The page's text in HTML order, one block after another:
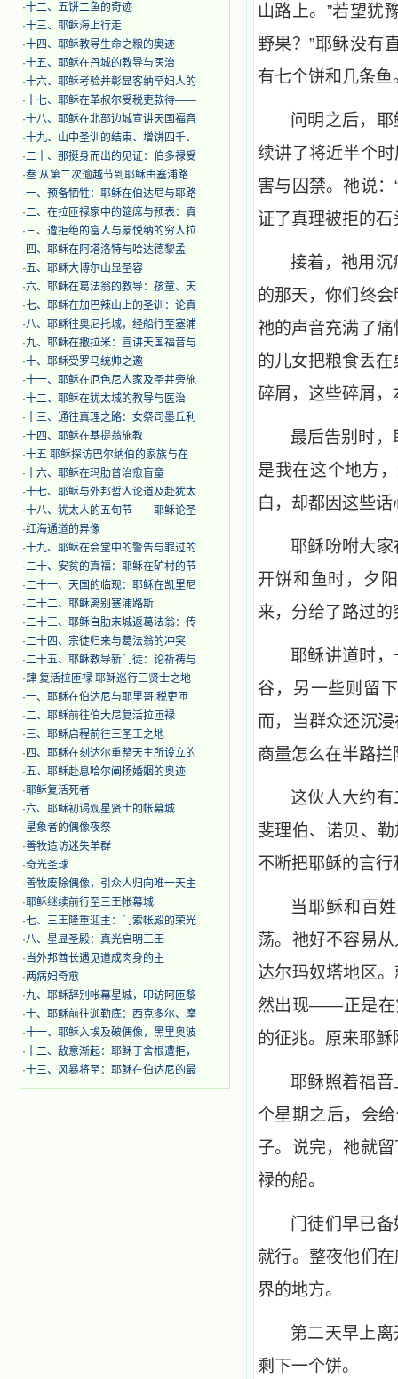
·十二、五饼二鱼的奇迹
·十三、耶稣海上行走
·十四、耶稣教导生命之粮的奥迹
·十五、耶稣在丹城的教导与医治
·十六、耶稣考验并彰显客纳罕妇人的
·十七、耶稣在革叔尔受税吏款待——
·十八、耶稣在北部边城宣讲天国福音
·十九、山中圣训的结束、增饼四千、
·二十、那挺身而出的见证：伯多禄受
·叁 从第二次逾越节到耶稣由塞浦路
·一、预备牺牲：耶稣在伯达尼与耶路
·二、在拉匝禄家中的筵席与预表：真
·三、遭拒绝的富人与蒙悦纳的穷人拉
· 四、耶稣在阿塔洛特与哈达德黎孟—
·五、耶稣大博尔山显圣容
·六、耶稣在葛法翁的教导：孩童、天
·七、耶稣在加巴辣山上的圣训：论真
·八、耶稣往奥尼托城，经船行至塞浦
·九、耶稣在撒拉米：宣讲天国福音与
·十、耶稣受罗马统帅之邀
·十一、耶稣在厄色尼人家及圣井旁施
·十二、耶稣在犹太城的教导与医治
·十三、通往真理之路：女祭司墨丘利
·十四、耶稣在基提翁施教
·十五 耶稣探访巴尔纳伯的家族与在
·十六、耶稣在玛肋普治愈盲童
·十七、耶稣与外邦哲人论道及赴犹太
·十八、犹太人的五旬节——耶稣论圣
·红海通道的异像
·十九、耶稣在会堂中的警告与罪过的
·二十、安贫的真福：耶稣在矿村的节
·二十一、天国的临现：耶稣在凯里尼
·二十二、耶稣离别塞浦路斯
·二十三、耶稣自肋末城返葛法翁：传
·二十四、宗徒归来与葛法翁的冲突
·二十五、耶稣教导新门徒：论祈祷与
·肆 复活拉匝禄 耶稣巡行三贤士之地
·一、耶稣在伯达尼与耶里哥:税吏匝
·二、耶稣前往伯大尼复活拉匝禄
·三、耶稣启程前往三圣王之地
· 四、耶稣在刻达尔重整天主所设立的
·五、耶稣赴息哈尔阐扬婚姻的奥迹
·耶稣复活死者
·六、耶稣初谒观星贤士的帐幕城
·星象者的偶像夜祭
·善牧造访迷失羊群
·奇光圣球
·善牧废除偶像，引众人归向唯一天主
·耶稣继续前行至三王帐幕城
·七、三王隆重迎主：门索帐殿的荣光
·八、星显圣殿：真光启明三王
·当外邦酋长遇见道成肉身的主
·两病妇奇愈
·九、耶稣辞别帐幕星城，叩访阿匝黎
·十、耶稣前往迦勒底：西克多尔、摩
·十一、耶稣入埃及破偶像，黑里奥波
·十二、敌意渐起：耶稣于舍根遭拒，
·十三、风暴将至：耶稣在伯达尼的最
山路上。”若望犹
野果？”耶稣没有
有七个饼和几条鱼
问明之后，
续讲了将近半个
害与囚禁。祂说
证了真理被拒的石
接着，祂用沉
的那天，你们终
祂的声音充满了
的儿女把粮食丢
碎屑，这些碎屑，
最后告别时，
是我在这个地方
白，却都因这些
耶稣吩咐大
开饼和鱼时，夕
来，分给了路过的
耶稣讲道时
谷，另一些则留
而，当群众还沉
商量怎么在半路
这伙人大约
斐理伯、诺贝、
不断把耶稣的言
当耶稣和百
荡。祂好不容易
达尔玛奴塔地区
然出现——正是在
的征兆。原来耶
耶稣照着福
个星期之后，会
子。说完，祂就
禄的船。
门徒们早已
就行。整夜他们
界的地方。
第二天早上
剩下一个饼。